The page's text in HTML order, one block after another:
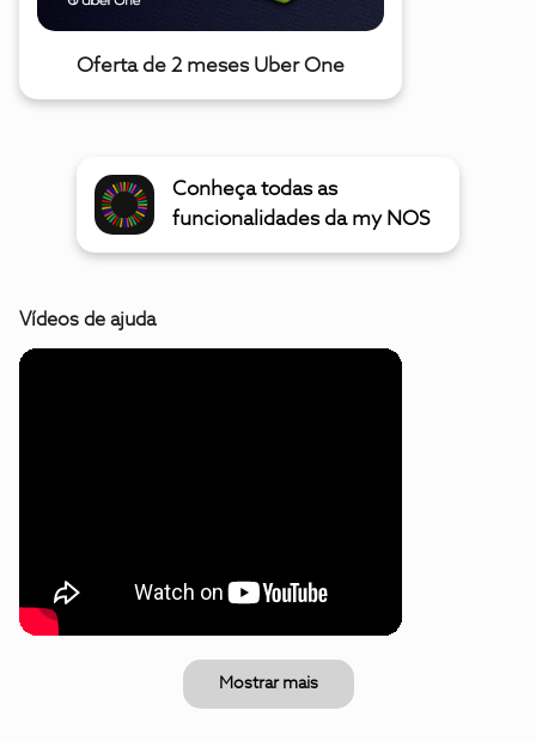
Oferta de 2 meses Uber One
Conheça todas as
funcionalidades da my NOS
Vídeos de ajuda
Mostrar mais